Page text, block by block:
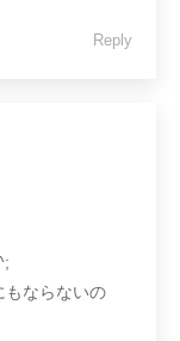
Reply
もならないの